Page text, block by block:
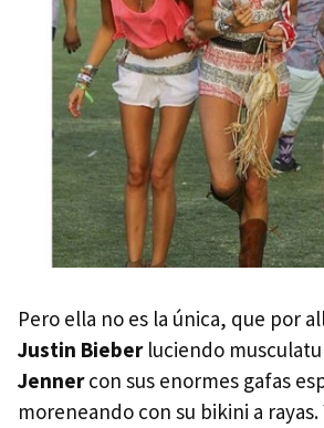
Pero ella no es la única, que por
Justin Bieberluciendo
Jennercon sus enormes gafas
moreneando con su bikini a rayas.